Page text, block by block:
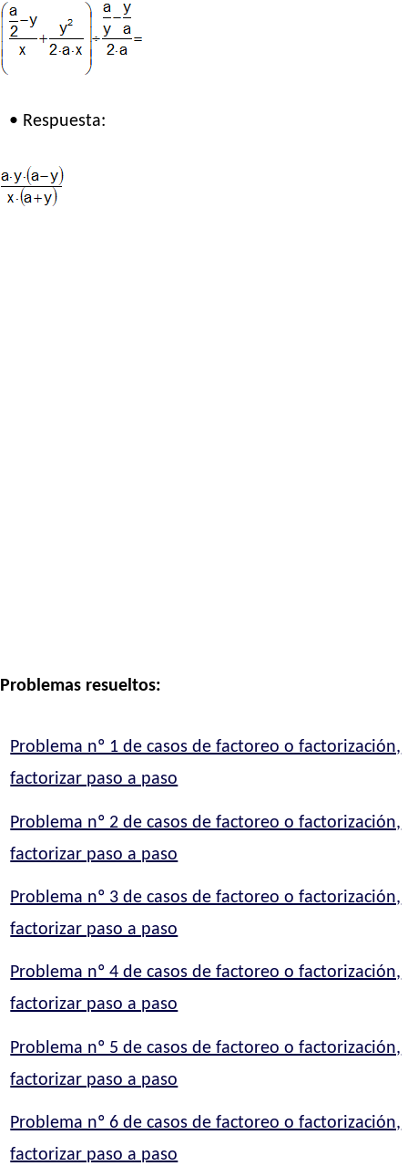
• Respuesta:
Problemas resueltos:
Problema nº 1 de casos de factoreo o factorización,
factorizar paso a paso
Problema nº 2 de casos de factoreo o factorización,
factorizar paso a paso
Problema nº 3 de casos de factoreo o factorización,
factorizar paso a paso
Problema nº 4 de casos de factoreo o factorización,
factorizar paso a paso
Problema nº 5 de casos de factoreo o factorización,
factorizar paso a paso
Problema nº 6 de casos de factoreo o factorización,
factorizar paso a paso